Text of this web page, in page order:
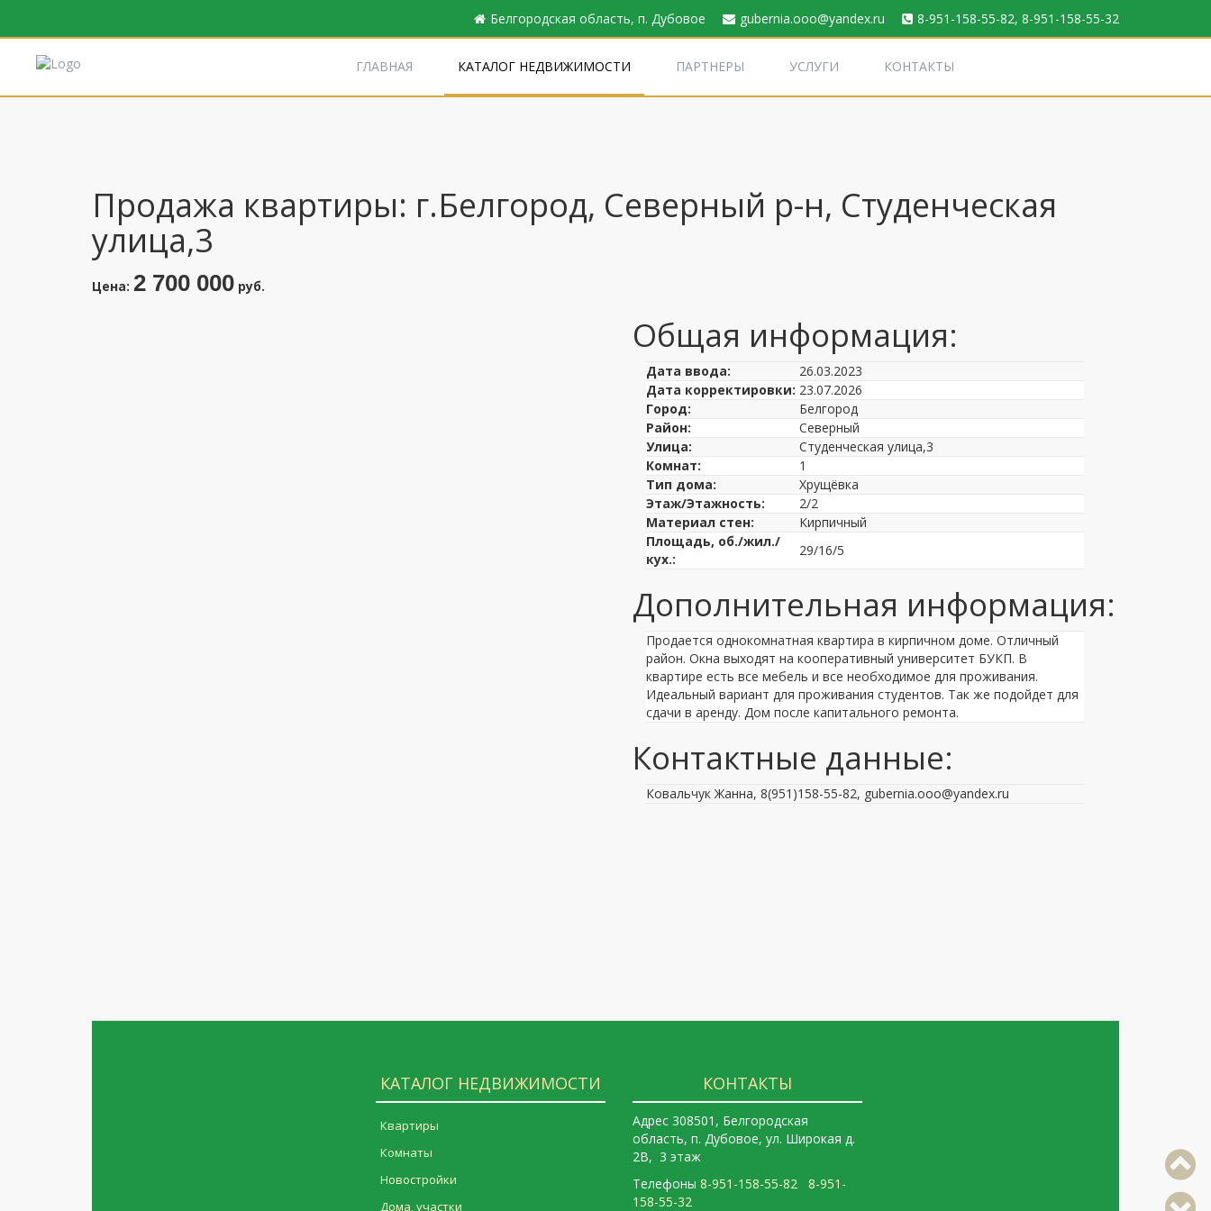
Белгородская область, п. Дубовое gubernia.ooo@yandex.ru 8-951-158-55-82, 8-951-158-55-32
ГЛАВНАЯ КАТАЛОГ НЕДВИЖИМОСТИ ПАРТНЕРЫ УСЛУГИ КОНТАКТЫ
Продажа квартиры: г.Белгород, Северный р-н, Студенческая
улица,3
Цена: 2 700 000 руб.
Общая информация:
Дата ввода:
26.03.2023
Дата корректировки: 23.07.2026
Город:
Белгород
Район:
Северный
Улица:
Студенческая улица,3
Комнат:
1
Тип дома:
Хрущёвка
Этаж/Этажность:
2/2
Материал стен:
Кирпичный
Площадь, об./жил./
кух.:
29/16/5
Дополнительная информация:
Продается однокомнатная квартира в кирпичном доме. Отличный
район. Окна выходят на кооперативный университет БУКП. В
квартире есть все мебель и все необходимое для проживания.
Идеальный вариант для проживания студентов. Так же подойдет для
сдачи в аренду. Дом после капитального ремонта.
Контактные данные:
Ковальчук Жанна, 8(951)158-55-82, gubernia.ooo@yandex.ru
КАТАЛОГ НЕДВИЖИМОСТИ
Квартиры
Комнаты
Новостройки
Дома, участки
КОНТАКТЫ
Адрес 308501, Белгородская
область, п. Дубовое, ул. Широкая д.
2В, 3 этаж
Телефоны 8-951-158-55-82 8-951-
158-55-32